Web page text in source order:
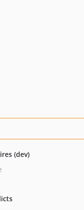
(dev)